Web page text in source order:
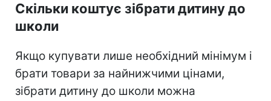
Скільки коштує зібрати дитину до
школи
Якщо купувати лише необхідний мінімум і
брати товари за найнижчими цінами,
зібрати дитину до школи можна